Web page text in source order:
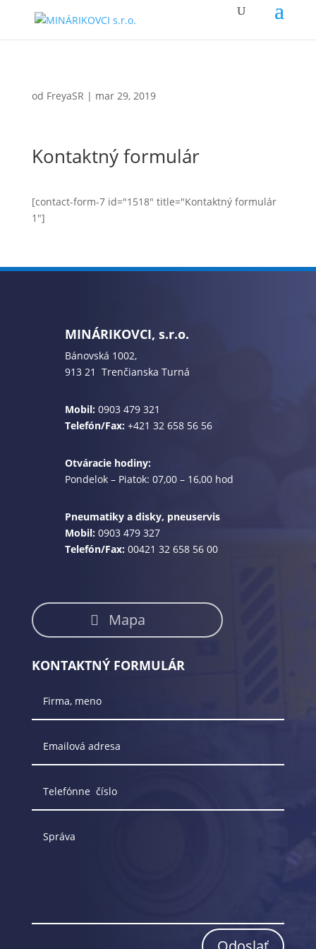
od FreyaSR | mar 29, 2019
Kontaktný formulár
[contact-form-7 id="1518" title="Kontaktný formulár
1"]
MINÁRIKOVCI, s.r.o.
Bánovská 1002,
913 21 Trenčianska Turná
Mobil:0903 479 321
Telefón/Fax:+421 32 658 56 56
Otváracie hodiny:
Pondelok – Piatok: 07,00 – 16,00 hod
Pneumatiky a disky, pneuservis
Mobil:0903 479 327
Telefón/Fax:00421 32 658 56 00
Mapa
KONTAKTNÝ FORMULÁR